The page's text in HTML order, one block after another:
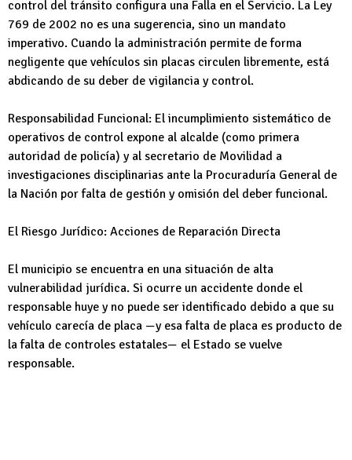
control del tránsito configura una Falla en el Servicio. La Ley
769 de 2002 no es una sugerencia, sino un mandato
imperativo. Cuando la administración permite de forma
negligente que vehículos sin placas circulen libremente, está
abdicando de su deber de vigilancia y control.
Responsabilidad Funcional: El incumplimiento sistemático de
operativos de control expone al alcalde (como primera
autoridad de policía) y al secretario de Movilidad a
investigaciones disciplinarias ante la Procuraduría General de
la Nación por falta de gestión y omisión del deber funcional.
El Riesgo Jurídico: Acciones de Reparación Directa
El municipio se encuentra en una situación de alta
vulnerabilidad jurídica. Si ocurre un accidente donde el
responsable huye y no puede ser identificado debido a que su
vehículo carecía de placa —y esa falta de placa es producto de
la falta de controles estatales— el Estado se vuelve
responsable.